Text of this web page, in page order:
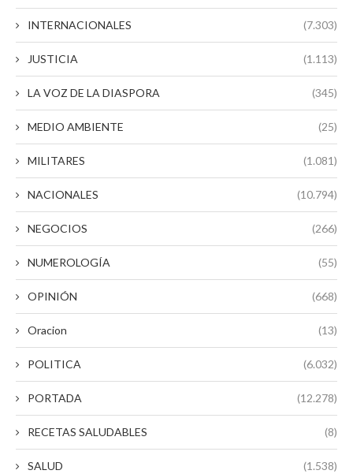
INTERNACIONALES (7.303)
JUSTICIA (1.113)
LA VOZ DE LA DIASPORA (345)
MEDIO AMBIENTE (25)
MILITARES (1.081)
NACIONALES (10.794)
NEGOCIOS (266)
NUMEROLOGÍA (55)
OPINIÓN (668)
Oracion (13)
POLITICA (6.032)
PORTADA (12.278)
RECETAS SALUDABLES (8)
SALUD (1.538)